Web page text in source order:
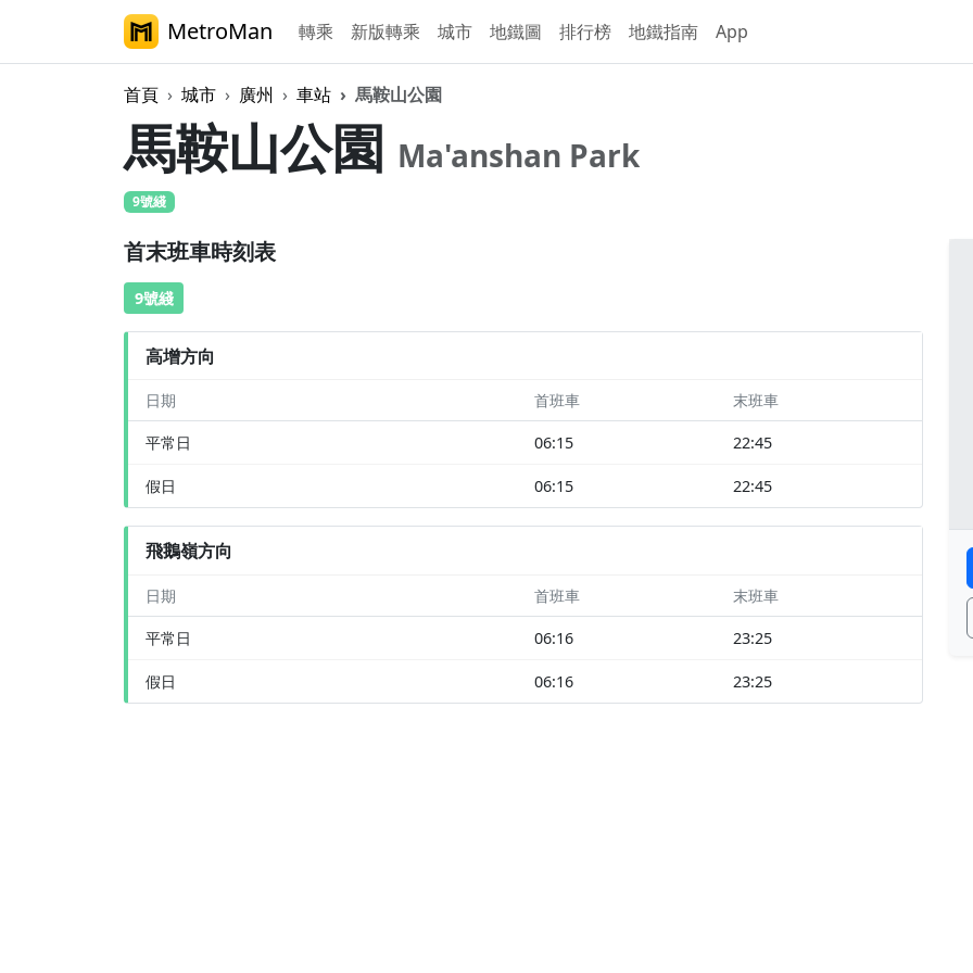
MetroMan 轉乘 新版轉乘 城市 地鐵圖 排行榜 地鐵指南 App
首頁 城市 廣州 車站 馬鞍山公園
馬鞍山公園 Ma'anshan Park
9號綫
首末班車時刻表
9號綫
高增方向
日期 首班車 末班車
平常日 06:15 22:45
假日 06:15 22:45
飛鵝嶺方向
日期 首班車 末班車
平常日 06:16 23:25
假日 06:16 23:25